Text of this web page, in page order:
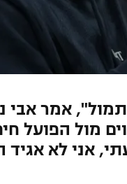
אמר אבי
מול הפועל
אני לא אגיד